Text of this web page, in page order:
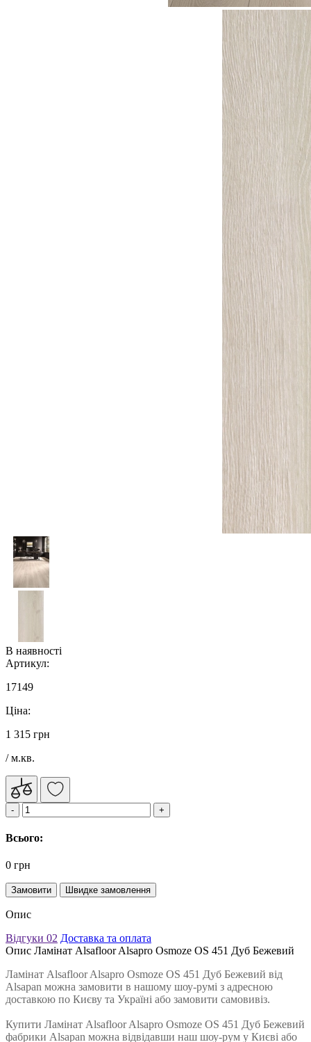
В наявності
Артикул:
17149
Ціна:
1 315 грн
/ м.кв.
Всього:
0 грн
Замовити Швидке замовлення
Опис
Відгуки 02 Доставка та оплата
Опис Ламінат Alsafloor Alsapro Osmoze OS 451 Дуб Бежевий
Ламінат Alsafloor Alsapro Osmoze OS 451 Дуб Бежевий від
Alsapan можна замовити в нашому шоу-румі з адресною
доставкою по Києву та Україні або замовити самовивіз.
Купити Ламінат Alsafloor Alsapro Osmoze OS 451 Дуб Бежевий
фабрики Alsapan можна відвідавши наш шоу-рум у Києві або